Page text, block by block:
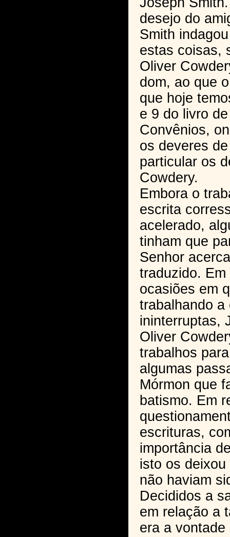
desejo do
Smith
estas coisas,
Oliver
dom, ao que
que hoje
e 9 do livro
Convênios,
os deveres
particular os
Cowdery.
Embora o
escrita
acelerado,
tinham que
Senhor
traduzido.
ocasiões em
trabalhando a
ininterruptas,
Oliver
trabalhos
algumas
Mórmon que
batismo. Em
escrituras,
importância
isto os
não haviam
Decididos a
em relação a
era a vontade